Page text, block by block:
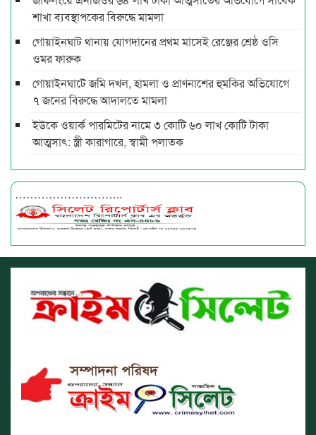
শাখা ব্যবস্থাপকের বিরুদ্ধে মামলা
গোয়াইনঘাট থানায় যোগদানের প্রথম মাসেই রেঞ্জের শ্রেষ্ঠ ওসি
ওমর ফারুক
গোয়াইনঘাটে জমি দখল, হামলা ও প্রাণনাশের হুমকির অভিযোগে
৭ জনের বিরুদ্ধে আদালতে মামলা
ইউকে ওয়ার্ক পারমিটের নামে ৩ কোটি ৬০ লাখ কোটি টাকা
আত্মসাৎ: স্ত্রী কারাগারে, স্বামী পলাতক
………………………..